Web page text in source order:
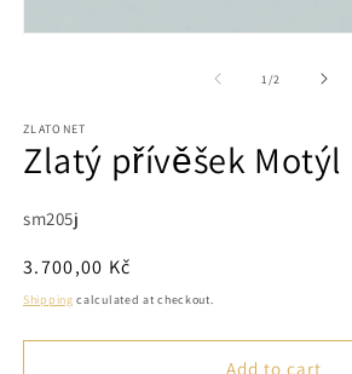
1 /of2
ZLATONET
Zlatý přívěšek Motýl
SKU:
sm205j
Regular
price
3.700,00 Kč
Shipping calculated at checkout.
Add to cart